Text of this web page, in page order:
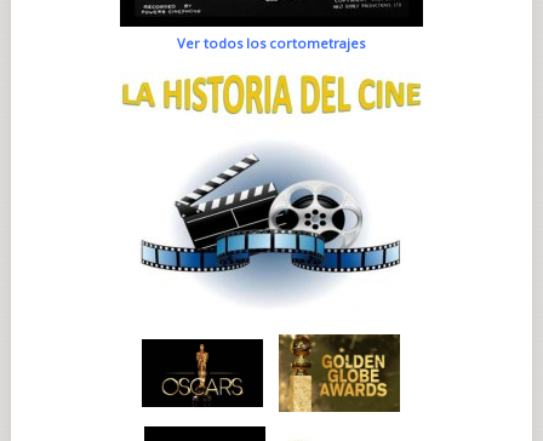
Ver todos los cortometrajes